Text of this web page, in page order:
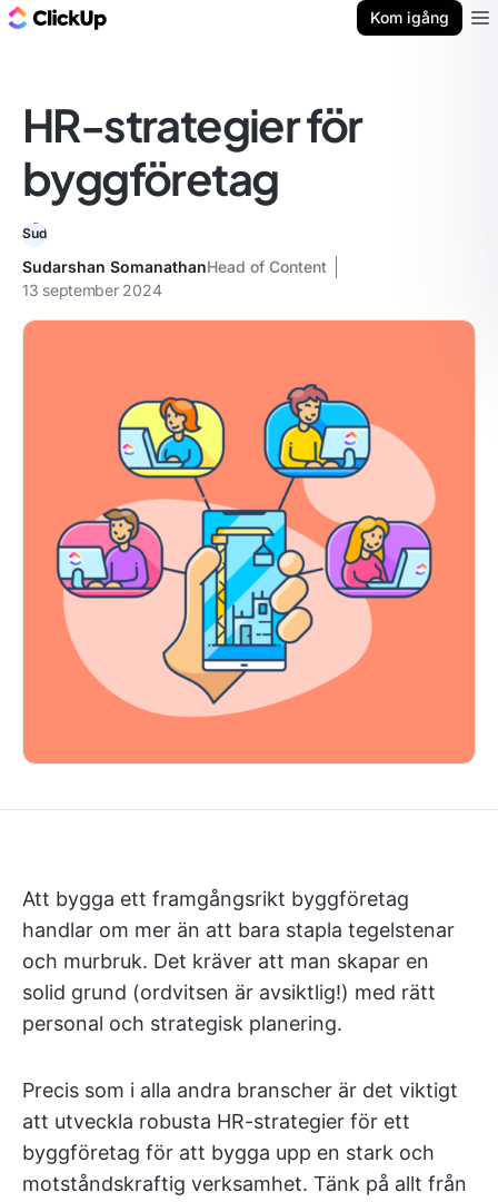
Kom igång
HR-strategier för
byggföretag
Sudarshan SomanathanHead of Content
13 september 2024
Att bygga ett framgångsrikt byggföretag
handlar om mer än att bara stapla tegelstenar
och murbruk. Det kräver att man skapar en
solid grund (ordvitsen är avsiktlig!) med rätt
personal och strategisk planering.
Precis som i alla andra branscher är det viktigt
att utveckla robusta HR-strategier för ett
byggföretag för att bygga upp en stark och
motståndskraftig verksamhet. Tänk på allt från